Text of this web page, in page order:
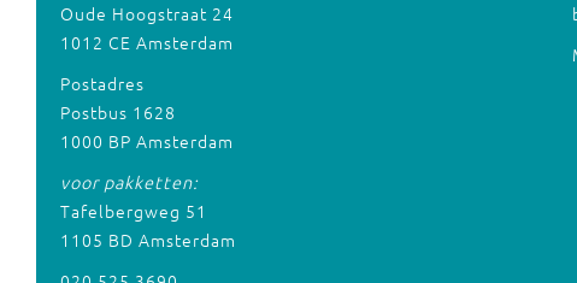
Oude Hoogstraat 24
1012 CE Amsterdam
Postadres
Postbus 1628
1000 BP Amsterdam
voor pakketten:
Tafelbergweg 51
1105 BD Amsterdam